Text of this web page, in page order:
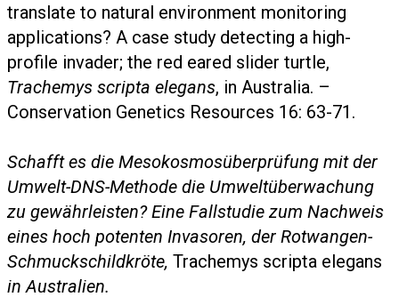
translate to natural environment monitoring
applications? A case study detecting a high-
profile invader; the red eared slider turtle,
Trachemys scripta elegans, in Australia. –
Conservation Genetics Resources 16: 63-71.
Schafft es die Mesokosmosüberprüfung mit der
Umwelt-DNS-Methode die Umweltüberwachung
zu gewährleisten? Eine Fallstudie zum Nachweis
eines hoch potenten Invasoren, der Rotwangen-
Schmuckschildkröte, Trachemys scripta elegans
in Australien.